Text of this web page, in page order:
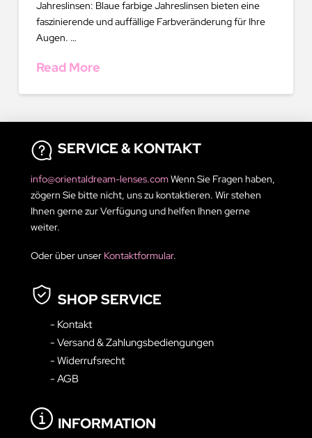
Jahreslinsen: Blaue farbige Jahreslinsen bieten eine
faszinierende und auffällige Farbveränderung für Ihre
Augen. …
Read More
SERVICE & KONTAKT
info@orientaldream-lenses.comWenn Sie Fragen haben,
zögern Sie bitte nicht, uns zu kontaktieren. Wir stehen
Ihnen gerne zur Verfügung und helfen Ihnen gerne
weiter.
Oder über unser Kontaktformular.
SHOP SERVICE
- Kontakt
- Versand & Zahlungsbediengungen
- Widerrufsrecht
- AGB
INFORMATION